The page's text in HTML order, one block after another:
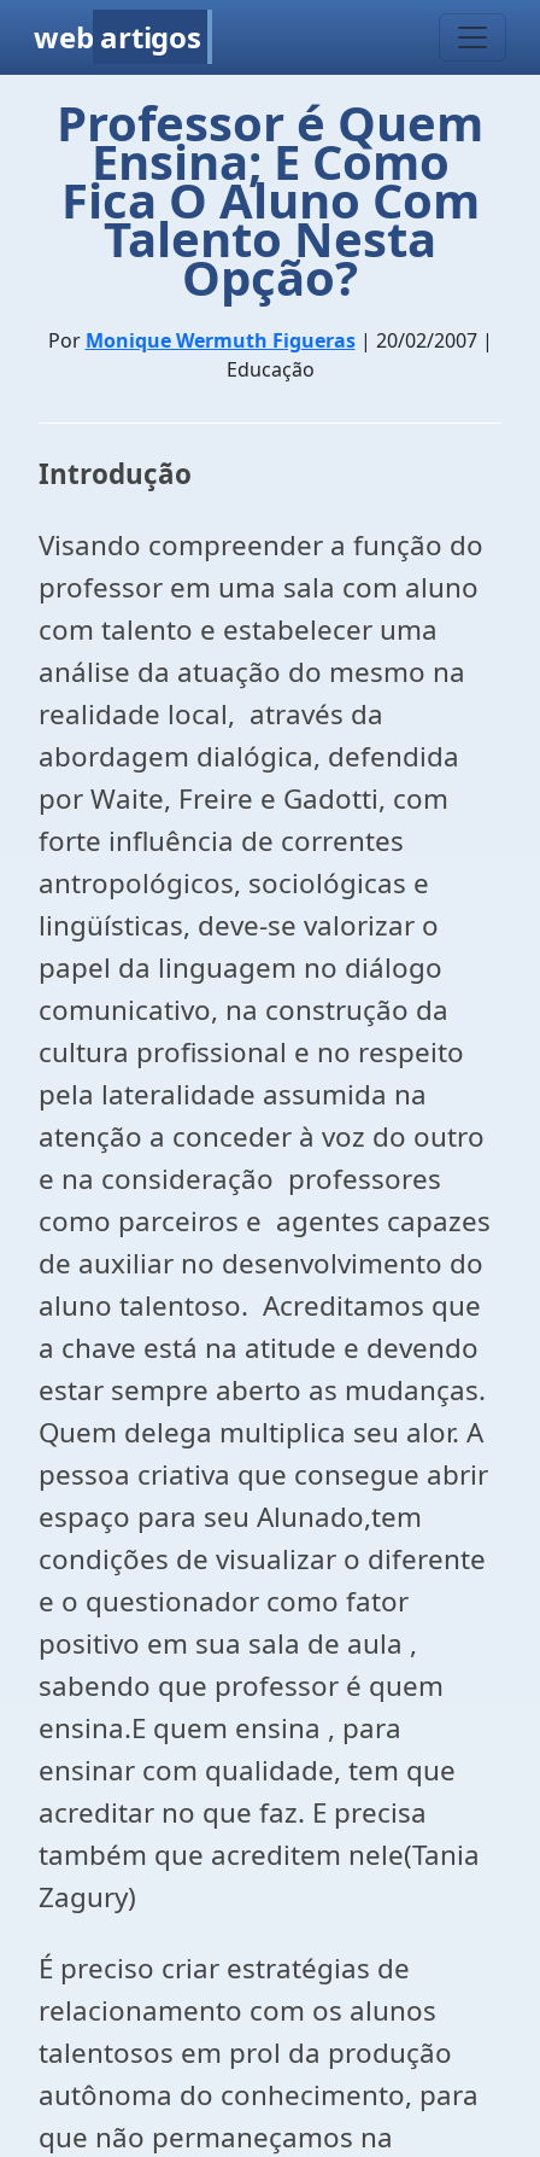
web artigos
Professor é Quem
Ensina; E Como
Fica O Aluno Com
Talento Nesta
Opção?
Por Monique Wermuth Figueras| 20/02/2007 |
Educação
Introdução
Visando compreender a função do
professor em uma sala com aluno
com talento e estabelecer uma
análise da atuação do mesmo na
realidade local, através da
abordagem dialógica, defendida
por Waite, Freire e Gadotti, com
forte influência de correntes
antropológicos, sociológicas e
lingüísticas, deve-se valorizar o
papel da linguagem no diálogo
comunicativo, na construção da
cultura profissional e no respeito
pela lateralidade assumida na
atenção a conceder à voz do outro
e na consideração professores
como parceiros e agentes capazes
de auxiliar no desenvolvimento do
aluno talentoso. Acreditamos que
a chave está na atitude e devendo
estar sempre aberto as mudanças.
Quem delega multiplica seu alor. A
pessoa criativa que consegue abrir
espaço para seu Alunado,tem
condições de visualizar o diferente
e o questionador como fator
positivo em sua sala de aula ,
sabendo que professor é quem
ensina.E quem ensina , para
ensinar com qualidade, tem que
acreditar no que faz. E precisa
também que acreditem nele(Tania
Zagury)
É preciso criar estratégias de
relacionamento com os alunos
talentosos em prol da produção
autônoma do conhecimento, para
que não permaneçamos na